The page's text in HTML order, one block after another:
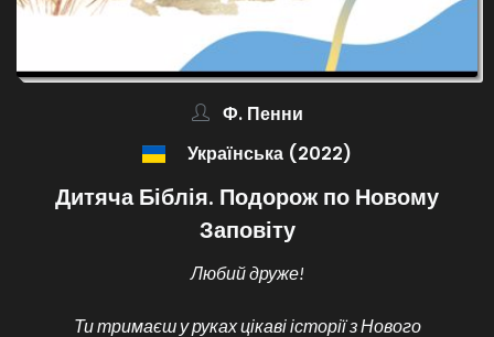
Ф. Пенни
Українська (2022)
Дитяча Біблія. Подорож по Новому
Заповіту
Любий друже!
Ти тримаєш у руках цікаві історії з Нового